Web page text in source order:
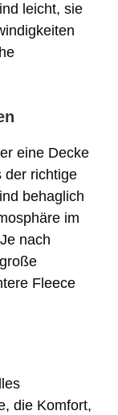
leicht, sie
eine Decke
der richtige
behaglich
im
nach
Fleece
die Komfort,